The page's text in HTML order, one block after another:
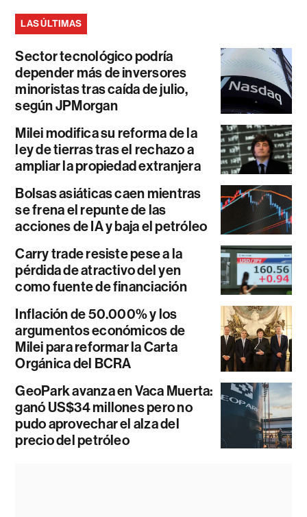
LAS ÚLTIMAS
Sector tecnológico podría
depender más de inversores
minoristas tras caída de julio,
según JPMorgan
Milei modifica su reforma de la
ley de tierras tras el rechazo a
ampliar la propiedad extranjera
Bolsas asiáticas caen mientras
se frena el repunte de las
acciones de IA y baja el petróleo
Carry trade resiste pese a la
pérdida de atractivo del yen
como fuente de financiación
Inflación de 50.000% y los
argumentos económicos de
Milei para reformar la Carta
Orgánica del BCRA
GeoPark avanza en Vaca Muerta:
ganó US$34 millones pero no
pudo aprovechar el alza del
precio del petróleo